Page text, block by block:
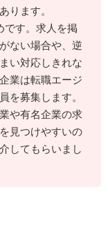
ります。
です。求人を掲
ない場合や、逆
い対応しきれな
業は転職エージ
を募集します。
や有名企業の求
見つけやすいの
してもらいまし